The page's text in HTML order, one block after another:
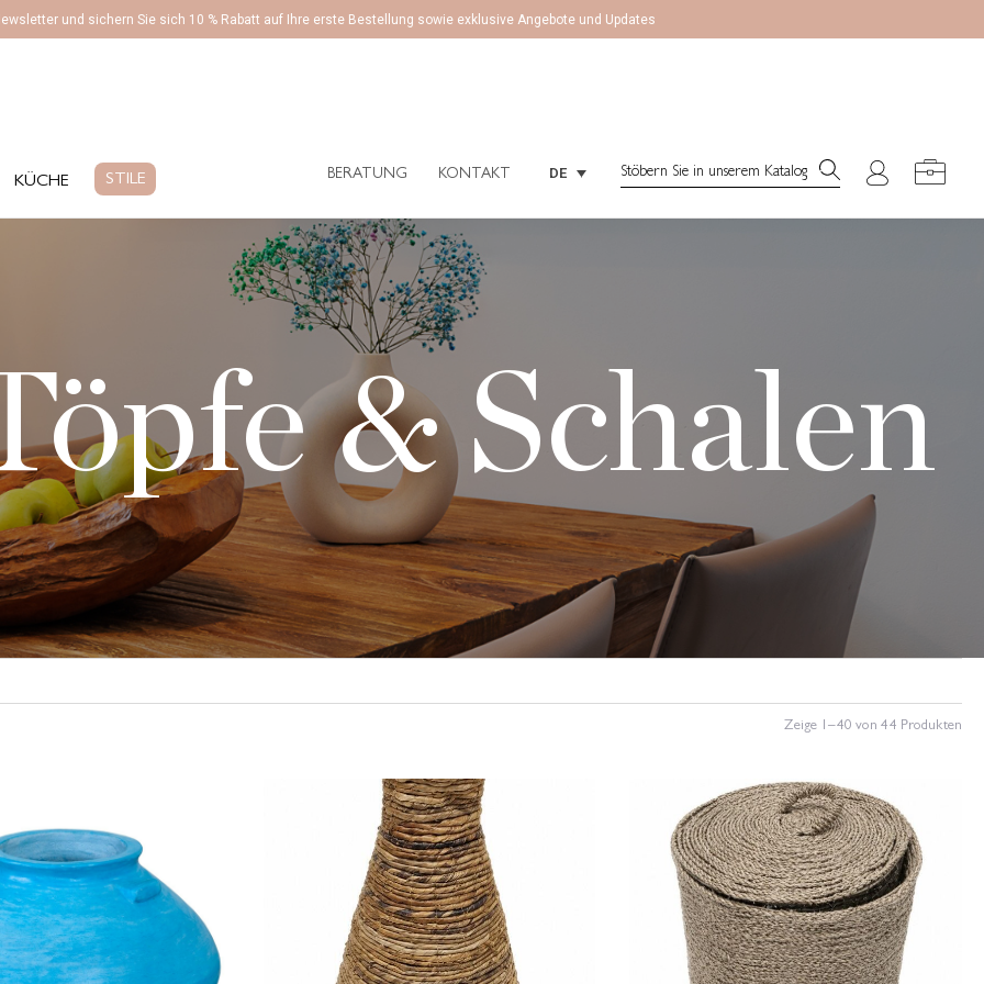
und sichern Sie sich 10 % Rabatt auf Ihre erste Bestellung sowie exklusive Angebote und Updates
KÜCHE STILE BERATUNG KONTAKT DE Search:
& Schalen
Zeige 1–40 von 44 Produkten
Search: